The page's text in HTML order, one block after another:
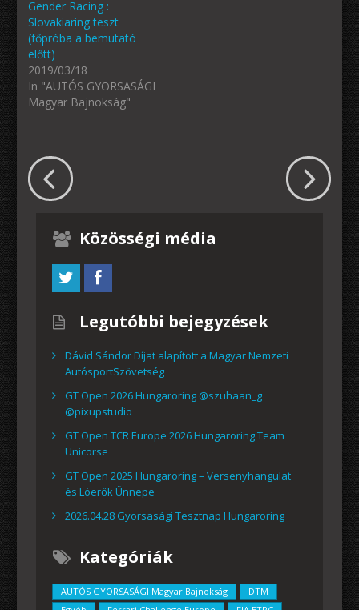
Gender Racing :
Slovakiaring teszt
(főpróba a bemutató
előtt)
2019/03/18
In "AUTÓS GYORSASÁGI
Magyar Bajnokság"
Közösségi média
Legutóbbi bejegyzések
Dávid Sándor Díjat alapított a Magyar Nemzeti
AutósportSzövetség
GT Open 2026 Hungaroring @szuhaan_g
@pixupstudio
GT Open TCR Europe 2026 Hungaroring Team
Unicorse
GT Open 2025 Hungaroring – Versenyhangulat
és Lóerők Ünnepe
2026.04.28 Gyorsasági Tesztnap Hungaroring
Kategóriák
AUTÓS GYORSASÁGI Magyar Bajnokság
DTM